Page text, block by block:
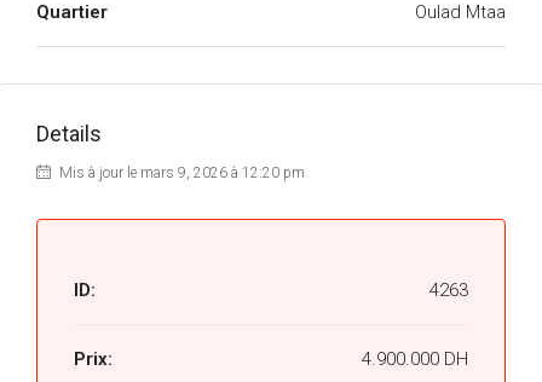
Quartier Oulad Mtaa
Details
Mis à jour le mars 9, 2026 à 12:20 pm
ID: 4263
Prix: 4.900.000 DH